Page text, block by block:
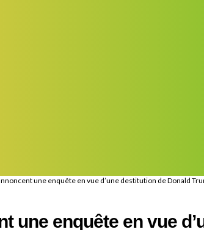
une enquête en vue d’une destitution de Donald
une enquête en vue